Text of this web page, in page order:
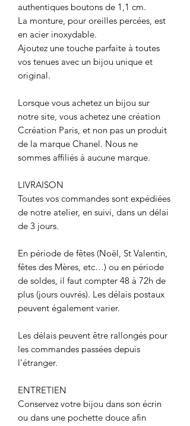
authentiques boutons de 1,1 cm.
La monture, pour oreilles percées, est
en acier inoxydable.
Ajoutez une touche parfaite à toutes
vos tenues avec un bijou unique et
original.
Lorsque vous achetez un bijou sur
notre site, vous achetez une création
Ccréation Paris, et non pas un produit
de la marque Chanel. Nous ne
sommes affiliés à aucune marque.
LIVRAISON
Toutes vos commandes sont expédiées
de notre atelier, en suivi, dans un délai
de 3 jours.
En période de fêtes (Noël, St Valentin,
fêtes des Mères, etc…) ou en période
de soldes, il faut compter 48 à 72h de
plus (jours ouvrés). Les délais postaux
peuvent également varier.
Les délais peuvent être rallongés pour
les commandes passées depuis
l'étranger.
ENTRETIEN
Conservez votre bijou dans son écrin
ou dans une pochette douce afin